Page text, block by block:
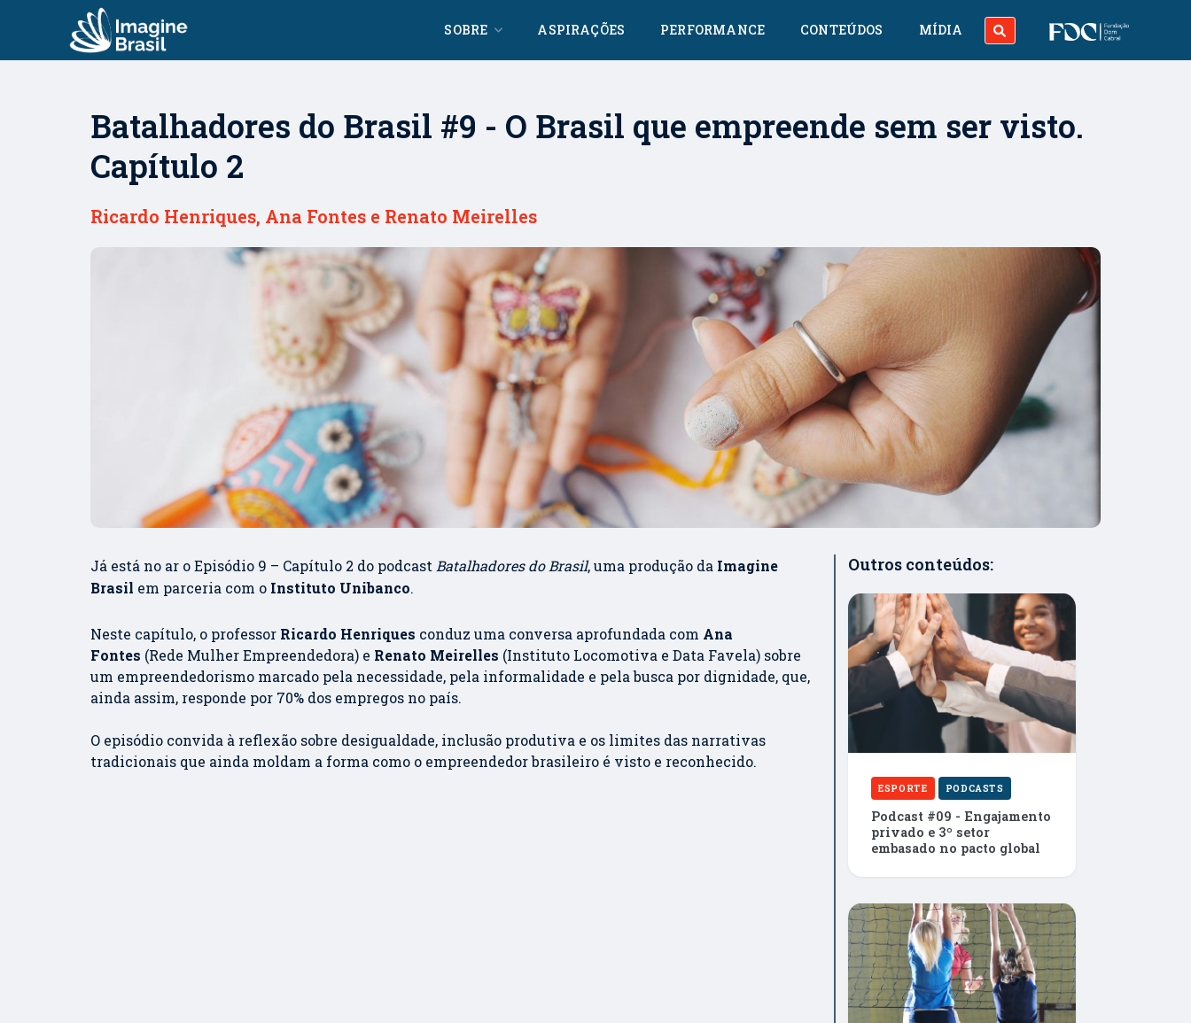
SOBRE ASPIRAÇÕES PERFORMANCE CONTEÚDOS MÍDIA
Batalhadores do Brasil #9 - O Brasil que empreende sem ser visto.
Capítulo 2
Ricardo Henriques, Ana Fontes e Renato Meirelles
Já está no ar o Episódio 9 – Capítulo 2 do podcast Batalhadores do Brasil, uma produção da Imagine
Brasil em parceria com o Instituto Unibanco.
Neste capítulo, o professor Ricardo Henriques conduz uma conversa aprofundada com Ana
Fontes (Rede Mulher Empreendedora) e Renato Meirelles (Instituto Locomotiva e Data Favela) sobre
um empreendedorismo marcado pela necessidade, pela informalidade e pela busca por dignidade, que,
ainda assim, responde por 70% dos empregos no país.
O episódio convida à reflexão sobre desigualdade, inclusão produtiva e os limites das narrativas
tradicionais que ainda moldam a forma como o empreendedor brasileiro é visto e reconhecido.
Outros conteúdos:
ESPORTE PODCASTS
Podcast #09 - Engajamento
privado e 3º setor
embasado no pacto global